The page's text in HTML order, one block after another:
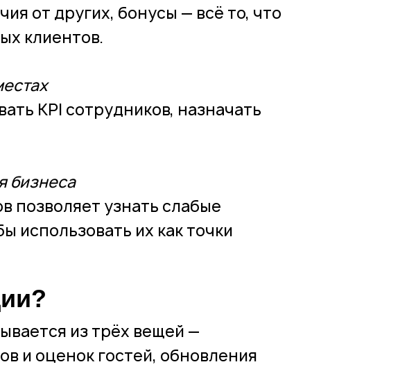
от других, бонусы — всё то, что
клиентов.
KPI сотрудников, назначать
бизнеса
позволяет узнать слабые
использовать их как точки
из трёх вещей —
и оценок гостей, обновления